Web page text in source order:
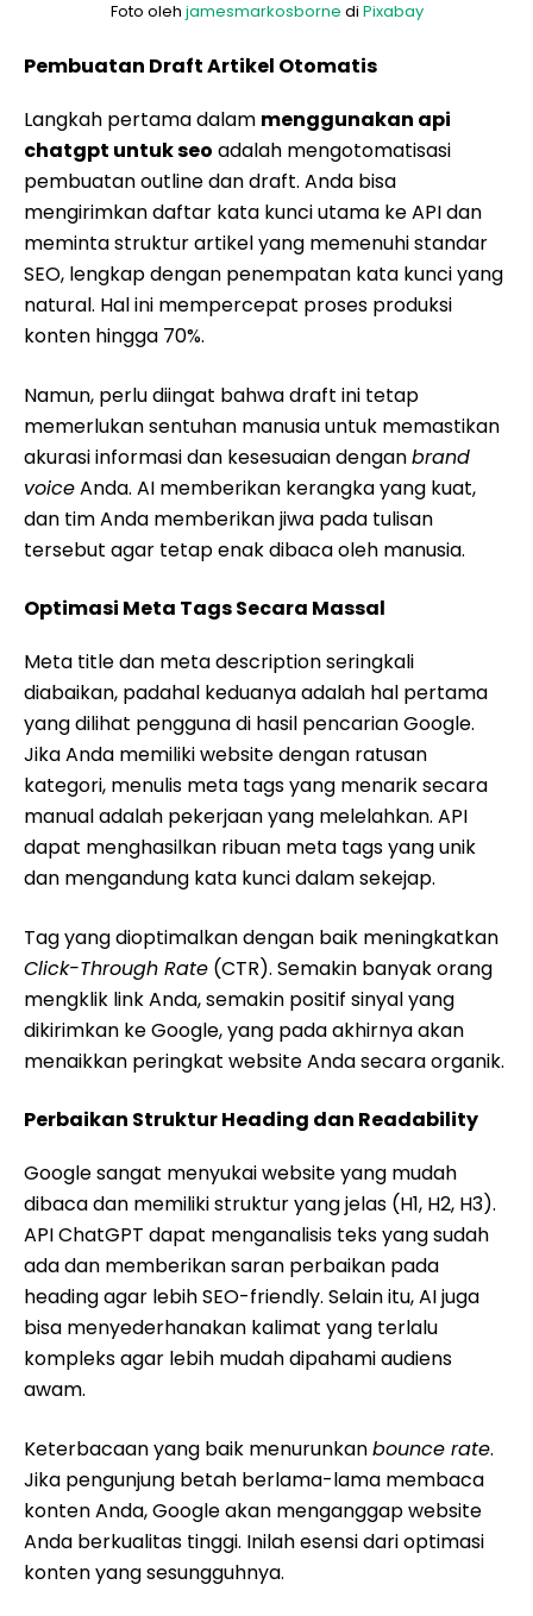
Foto oleh jamesmarkosborne di Pixabay
Pembuatan Draft Artikel Otomatis
Langkah pertama dalam menggunakan api
chatgpt untuk seo adalah mengotomatisasi
pembuatan outline dan draft. Anda bisa
mengirimkan daftar kata kunci utama ke API dan
meminta struktur artikel yang memenuhi standar
SEO, lengkap dengan penempatan kata kunci yang
natural. Hal ini mempercepat proses produksi
konten hingga 70%.
Namun, perlu diingat bahwa draft ini tetap
memerlukan sentuhan manusia untuk memastikan
akurasi informasi dan kesesuaian denganbrand
voiceAnda. AI memberikan kerangka yang kuat,
dan tim Anda memberikan jiwa pada tulisan
tersebut agar tetap enak dibaca oleh manusia.
Optimasi Meta Tags Secara Massal
Meta title dan meta description seringkali
diabaikan, padahal keduanya adalah hal pertama
yang dilihat pengguna di hasil pencarian Google.
Jika Anda memiliki website dengan ratusan
kategori, menulis meta tags yang menarik secara
manual adalah pekerjaan yang melelahkan. API
dapat menghasilkan ribuan meta tags yang unik
dan mengandung kata kunci dalam sekejap.
Tag yang dioptimalkan dengan baik meningkatkan
Click-Through Rate (CTR). Semakin banyak orang
mengklik link Anda, semakin positif sinyal yang
dikirimkan ke Google, yang pada akhirnya akan
menaikkan peringkat website Anda secara organik.
Perbaikan Struktur Heading dan Readability
Google sangat menyukai website yang mudah
dibaca dan memiliki struktur yang jelas (H1, H2, H3).
API ChatGPT dapat menganalisis teks yang sudah
ada dan memberikan saran perbaikan pada
heading agar lebih SEO-friendly. Selain itu, AI juga
bisa menyederhanakan kalimat yang terlalu
kompleks agar lebih mudah dipahami audiens
awam.
Keterbacaan yang baik menurunkanbounce rate.
Jika pengunjung betah berlama-lama membaca
konten Anda, Google akan menganggap website
Anda berkualitas tinggi. Inilah esensi dari optimasi
konten yang sesungguhnya.